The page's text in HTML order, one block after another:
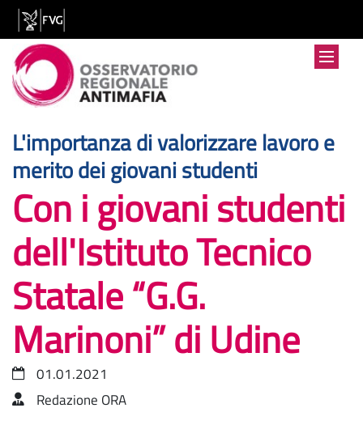
L'importanza di valorizzare lavoro e
merito dei giovani studenti
Con i giovani studenti
dell'Istituto Tecnico
Statale “G.G.
Marinoni” di Udine
01.01.2021
Redazione ORA